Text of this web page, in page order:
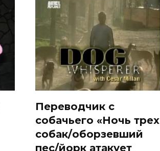
Переводчик с
собачьего «Ночь трех
собак/оборзевший
пес/йорк атакует